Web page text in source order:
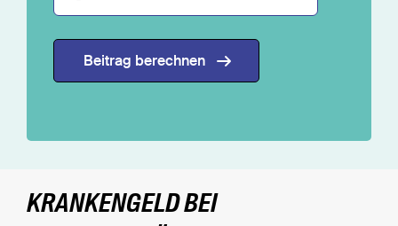
Beitrag berechnen
KRANKENGELD BEI